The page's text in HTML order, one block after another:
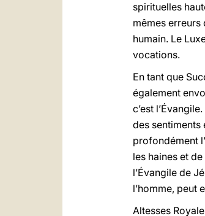
spirituelles
mêmes erreurs
humain. Le
vocations.
En tant que
également
c’est
des sentiments
profondément
les haines et
l’Évangile de
l’homme, peut
Altesses